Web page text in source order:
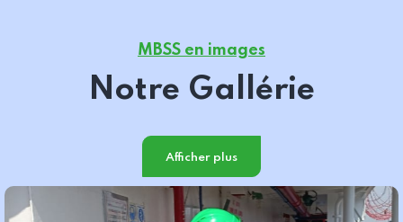
MBSS en images
Notre Gallérie
Afficher plus